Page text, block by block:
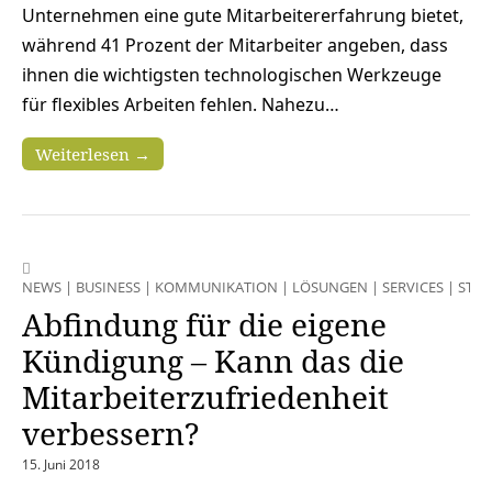
Unternehmen eine gute Mitarbeitererfahrung bietet,
während 41 Prozent der Mitarbeiter angeben, dass
ihnen die wichtigsten technologischen Werkzeuge
für flexibles Arbeiten fehlen. Nahezu…
Weiterlesen →
NEWS | BUSINESS | KOMMUNIKATION | LÖSUNGEN | SERVICES |
Abfindung für die eigene
Kündigung – Kann das die
Mitarbeiterzufriedenheit
verbessern?
15. Juni 2018